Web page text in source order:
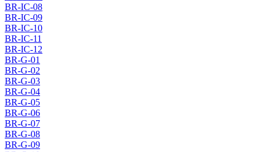
BR-IC-08
BR-IC-09
BR-IC-10
BR-IC-11
BR-IC-12
BR-G-01
BR-G-02
BR-G-03
BR-G-04
BR-G-05
BR-G-06
BR-G-07
BR-G-08
BR-G-09